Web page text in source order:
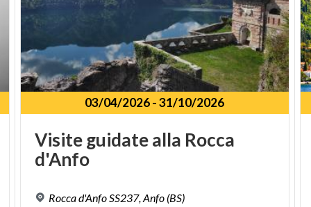
03/04/2026-31/10/2026
Visiteguidatealla Rocca
d'Anfo
Roccad'Anfo SS237, Anfo (BS)